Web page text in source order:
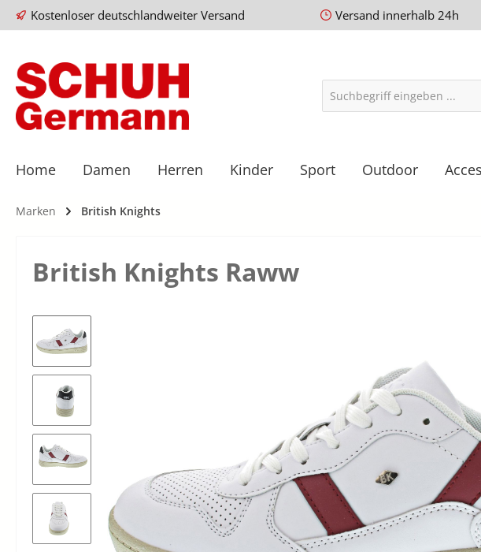
Kostenloser deutschlandweiter Versand Versand innerhalb 24h
Home Damen Herren Kinder Sport Outdoor
Marken British Knights
British Knights Raww